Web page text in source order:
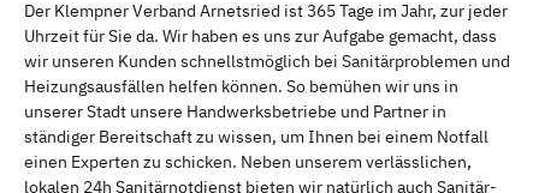
Der Klempner Verband Arnetsried ist 365 Tage im Jahr, zur jeder
Uhrzeit für Sie da. Wir haben es uns zur Aufgabe gemacht, dass
wir unseren Kunden schnellstmöglich bei Sanitärproblemen und
Heizungsausfällen helfen können. So bemühen wir uns in
unserer Stadt unsere Handwerksbetriebe und Partner in
ständiger Bereitschaft zu wissen, um Ihnen bei einem Notfall
einen Experten zu schicken. Neben unserem verlässlichen,
lokalen 24h Sanitärnotdienst bieten wir natürlich auch Sanitär-